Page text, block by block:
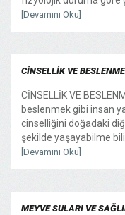
[Devamını Oku]
CİNSELLİK VE BESLENME
CİNSELLİK VE
beslenmek gibi insan
cinselliğini doğadaki
şekilde yaşayabilme
[Devamını Oku]
MEYVE SULARI VE